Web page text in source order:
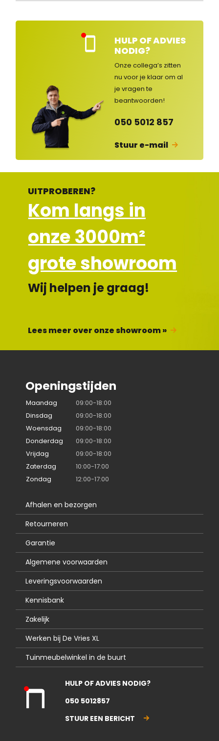
nte
en
HULP OF ADVIES
NODIG?
Onze collega’s zitten
nu voor je klaar om al
je vragen te
beantwoorden!
050 5012 857
Stuur e-mail
UITPROBEREN?
Kom langs in
onze 3000m²
grote showroom
Wij helpen je graag!
Lees meer over onze showroom »
Openingstijden
Maandag
09:00-18:00
Dinsdag
09:00-18:00
Woensdag
09:00-18:00
Donderdag
09:00-18:00
Vrijdag
09:00-18:00
Zaterdag
10:00-17:00
Zondag
12:00-17:00
Afhalen en bezorgen
Retourneren
Garantie
Algemene voorwaarden
Leveringsvoorwaarden
Kennisbank
Zakelijk
Werken bij De Vries XL
Tuinmeubelwinkel in de buurt
nte
HULP OF ADVIES NODIG?
050 5012857
STUUR EEN BERICHT